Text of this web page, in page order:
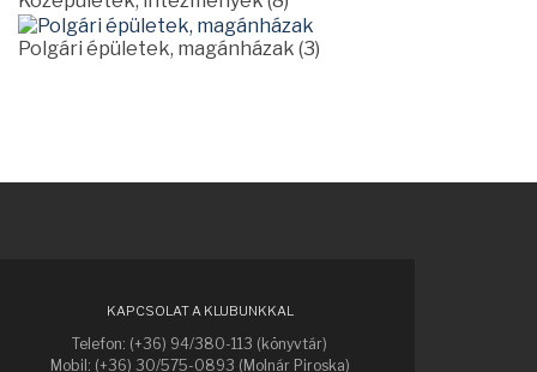
Polgári épületek, magánházak (3)
KAPCSOLAT A KLUBUNKKAL
Telefon: (+36) 94/380-113 (könyvtár)
Mobil: (+36) 30/575-0893 (Molnár Piroska)